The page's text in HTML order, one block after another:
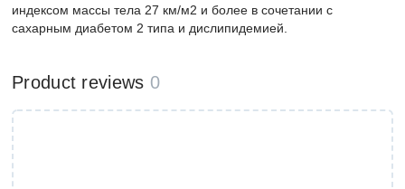
индексом массы тела 27 км/м2 и более в сочетании с
сахарным диабетом 2 типа и дислипидемией.
Product reviews 0